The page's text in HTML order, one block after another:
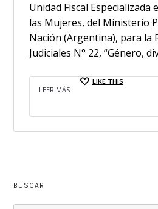
Unidad Fiscal Especializada
las Mujeres, del Ministerio
Nación (Argentina), para la
Judiciales N° 22, “Género,
LEER MÁS
LIKE THIS
BUSCAR